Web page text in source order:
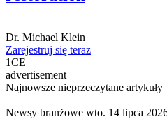
Dr. Michael Klein
Zarejestruj się teraz
1CE
advertisement
Najnowsze nieprzeczytane artykuły
Newsy branżowe wto. 14 lipca